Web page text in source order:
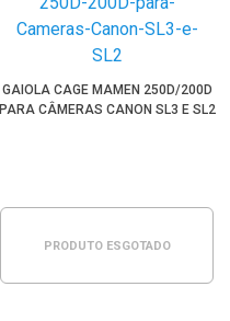
GAIOLA CAGE MAMEN 250D/200D
PARA CÂMERAS CANON SL3 E SL2
PRODUTO ESGOTADO